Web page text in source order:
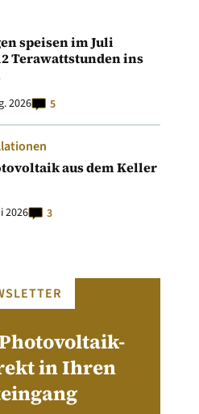
speisen im Juli
Terawattstunden ins
2026 5
aus dem Keller
2026 3
in Ihren